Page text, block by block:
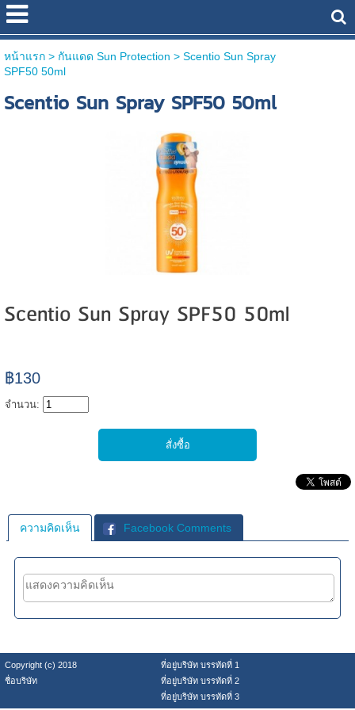
หน้าแรก> กันแดด Sun Protection > Scentio Sun Spray
SPF50 50ml
Scentio Sun Spray SPF50 50ml
Scentio Sun Spray SPF50 50ml
฿130
จำนวน:
ความคิดเห็น Facebook Comments
Copyright (c) 2018
ที่อยู่บริษัท บรรทัดที่ 1
ชื่อบริษัท
ที่อยู่บริษัท บรรทัดที่ 2
ที่อยู่บริษัท บรรทัดที่ 3